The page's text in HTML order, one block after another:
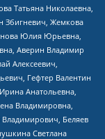
Татьяна Николаевна,
Збигневич, Жемкова
Юлия Юрьевна,
Аверин Владимир
Алексеевич,
Гефтер Валентин
Анатольевна,
Владимировна,
Беляев
Светлана